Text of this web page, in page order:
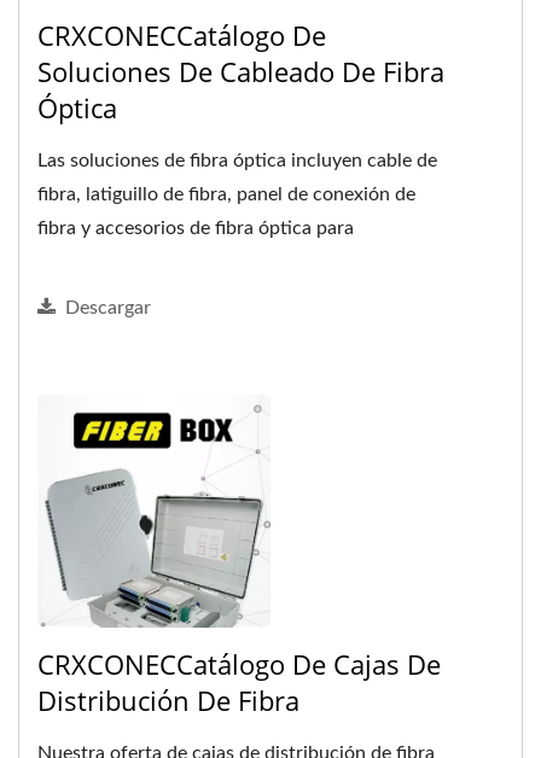
CRXCONECCatálogo De
Soluciones De Cableado De Fibra
Óptica
Las soluciones de fibra óptica incluyen cable de
fibra, latiguillo de fibra, panel de conexión de
fibra y accesorios de fibra óptica para
Descargar
CRXCONECCatálogo De Cajas De
Distribución De Fibra
Nuestra oferta de cajas de distribución de fibra